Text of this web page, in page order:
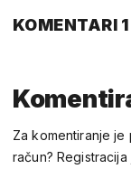
KOMENTARI 1
Za komentiranje je
račun?